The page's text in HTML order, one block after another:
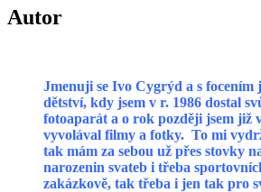
Autor
Jmenuji se Ivo Cygrýd a s focením
dětství, kdy jsem v r. 1986 dostal
fotoaparát a o rok později jsem již
vyvolával filmy a fotky. To mi
tak mám za sebou už přes stovky
narozenin svateb i třeba
zakázkově, tak třeba i jen tak pro